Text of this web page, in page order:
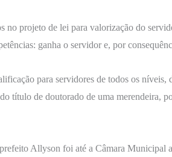
no projeto de lei para valorização do
ganha o servidor e, por
para servidores de todos os
título de doutorado de uma merendeira,
Allyson foi até a Câmara